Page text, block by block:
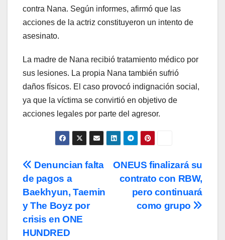
contra Nana. Según informes, afirmó que las
acciones de la actriz constituyeron un intento de
asesinato.
La madre de Nana recibió tratamiento médico por
sus lesiones. La propia Nana también sufrió
daños físicos. El caso provocó indignación social,
ya que la víctima se convirtió en objetivo de
acciones legales por parte del agresor.
Navegación
de
entradas
ONEUS finalizará su
contrato con RBW,
pero continuará
como grupo
Denuncian falta
de pagos a
Baekhyun, Taemin
y The Boyz por
crisis en ONE
HUNDRED